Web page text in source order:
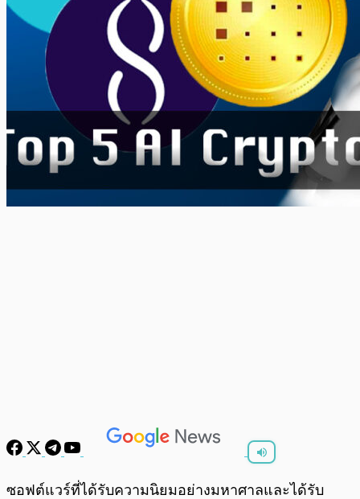
พร้อมเล่น 0:00/0:00
ซอฟต์แวร์ที่ได้รับความนิยมอย่างมหาศาลและได้รับ